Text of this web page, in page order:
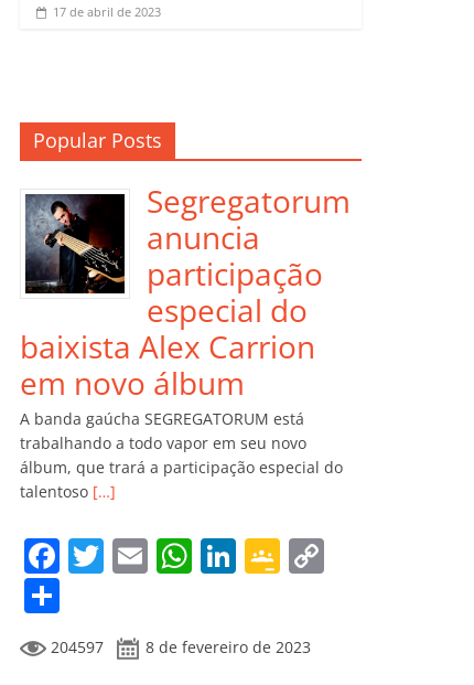
17 de abril de 2023
Popular Posts
Segregatorum
anuncia
participação
especial do
baixista Alex Carrion
em novo álbum
A banda gaúcha SEGREGATORUM está
trabalhando a todo vapor em seu novo
álbum, que trará a participação especial do
talentoso […]
F
e
T
itt
er
E
l
W
s
Li
e
G
gl
o
m
204597 8 de fevereiro de 2023